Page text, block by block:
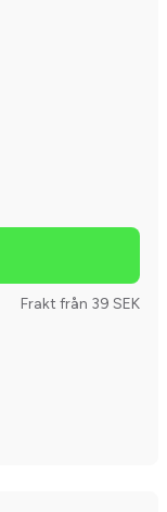
Frakt från 39 SEK